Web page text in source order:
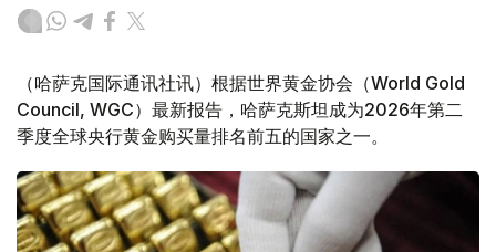
（哈萨克国际通讯社讯）根据世界黄金协会（World Gold
Council, WGC）最新报告，哈萨克斯坦成为2026年第二
季度全球央行黄金购买量排名前五的国家之一。